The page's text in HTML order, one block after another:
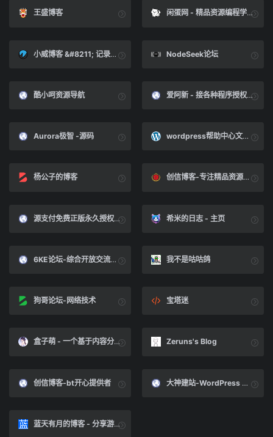
王盛博客 闲蛋网 - 精品资源编程学习资料的网站 - 共同学习进步
小威博客 &#8211; 记录生活点滴记忆！ NodeSeek论坛
酷小呵资源导航 爱阿新 - 接各种程序授权和技术支持
Aurora极智 -源码 wordpress帮助中心文档插件wedocs1.5汉化版-xx主题网
杨公子的博客 创信博客-专注精品资源分享
源支付免费正版永久授权激活码激活指南-零贰创想 希米的日志 - 主页
6KE论坛-综合开放交流论坛 我不是咕咕鸽
狗哥论坛-网络技术 宝塔迷
盒子萌 - 一个基于内容分享,创作与灵感结合折腾的笔记博客 Zeruns's Blog
创信博客-bt开心提供者 大神建站-WordPress AI开发-WordPress原创插件-建站学习平台
蓝天有月的博客 - 分享游戏站和手游推广那点事